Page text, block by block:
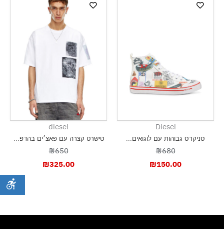
Diesel
סניקרס גבוהות עם לוגואים...
₪680
₪150.00
diesel
טישרט קצרה עם פאצ׳ים בהדפ...
₪650
₪325.00